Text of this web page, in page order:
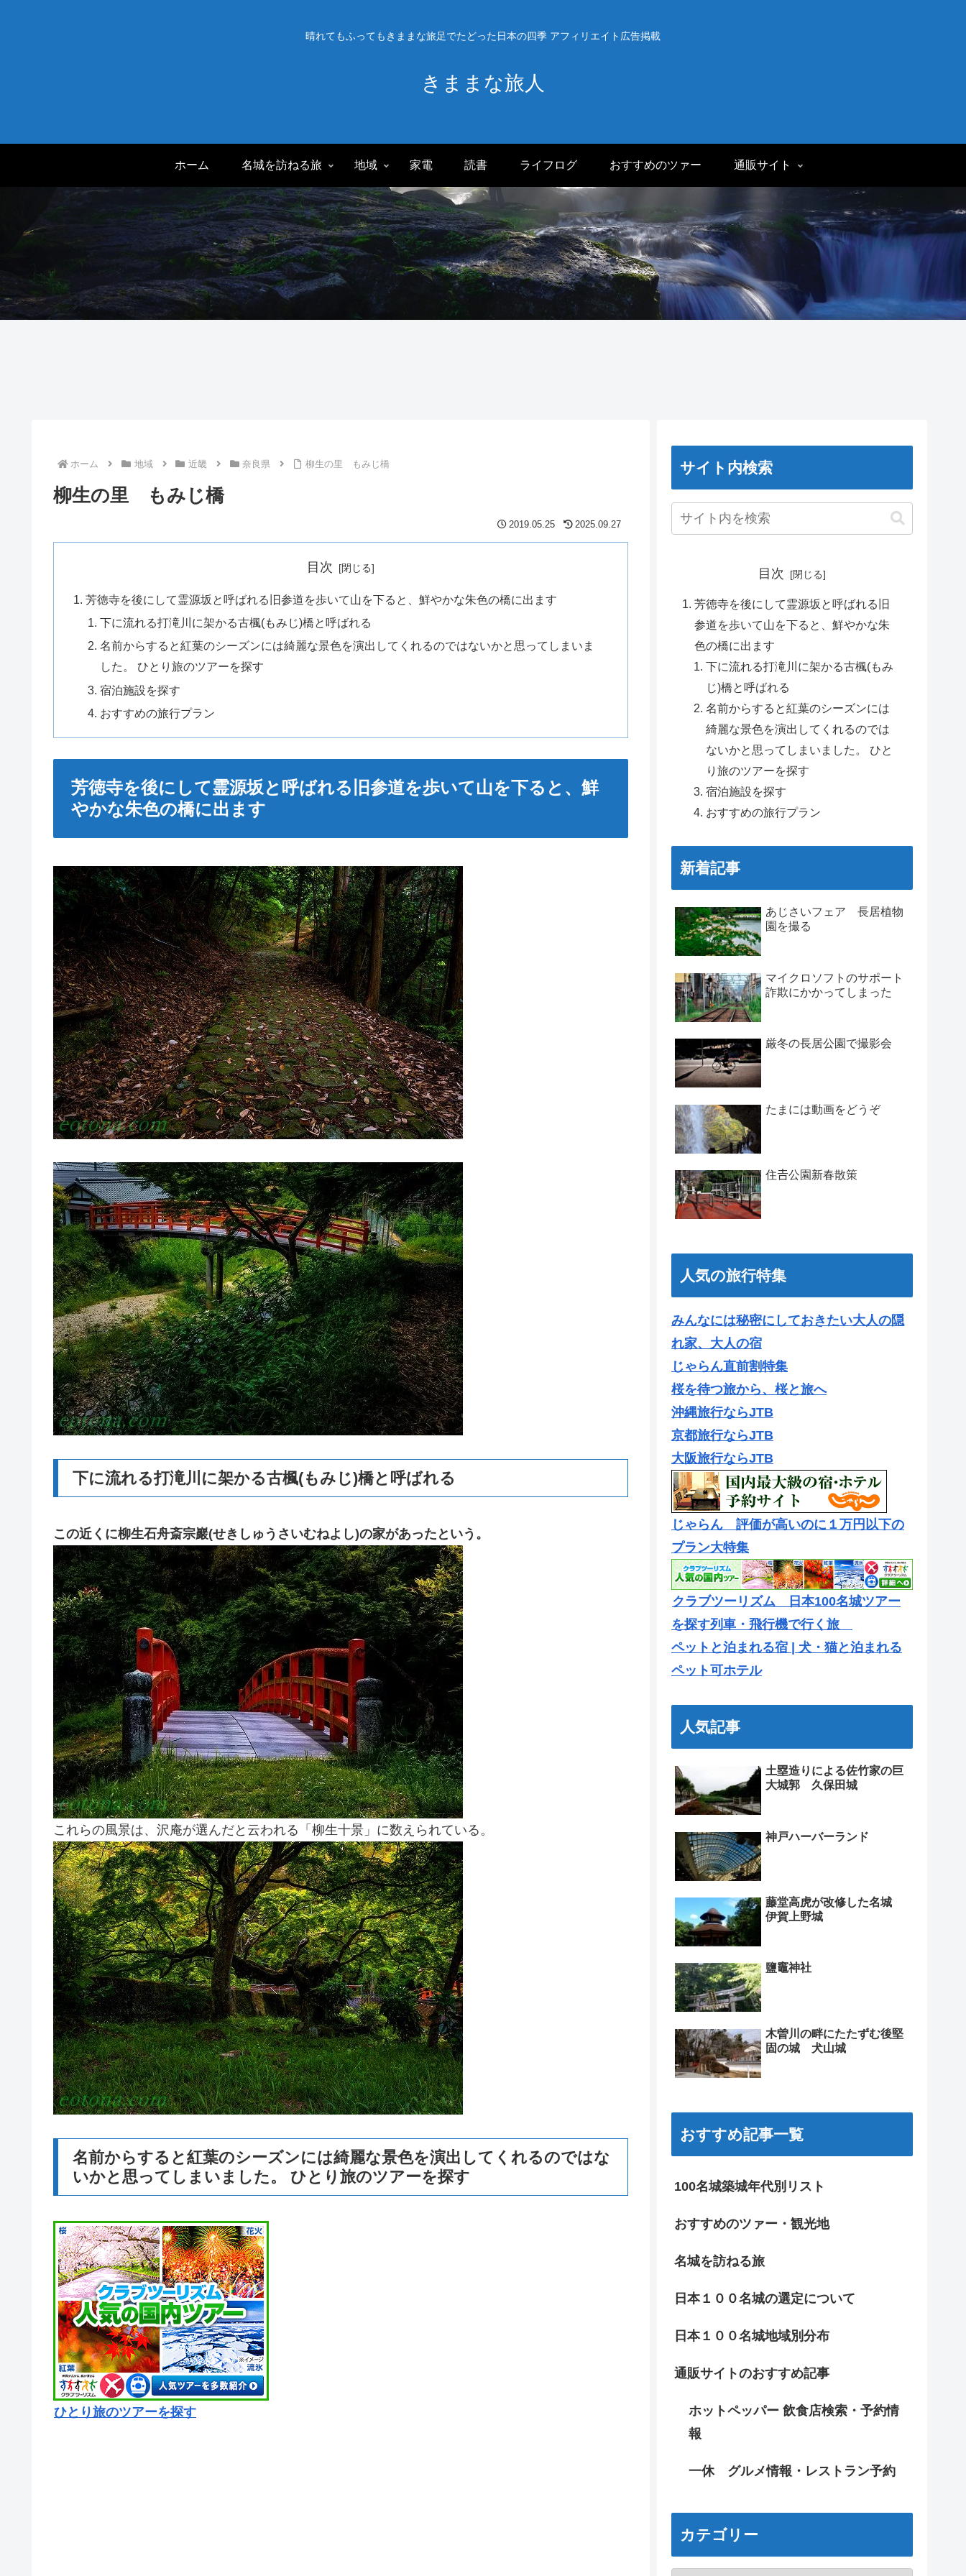
晴れてもふってもきままな旅足でたどった日本の四季 アフィリエイト広告掲載
きままな旅人
ホーム 名城を訪ねる旅 地域 家電 読書 ライフログ おすすめのツァー 通販サイト
ホーム 地域 近畿 奈良県 柳生の里 もみじ橋
柳生の里 もみじ橋
2019.05.25 2025.09.27
目次
芳徳寺を後にして霊源坂と呼ばれる旧参道を歩いて山を下ると、鮮やかな朱色の橋に出ます
下に流れる打滝川に架かる古楓(もみじ)橋と呼ばれる
名前からすると紅葉のシーズンには綺麗な景色を演出してくれるのではないかと思ってしまいま
した。 ひとり旅のツアーを探す
宿泊施設を探す
おすすめの旅行プラン
芳徳寺を後にして霊源坂と呼ばれる旧参道を歩いて山を下ると、鮮
やかな朱色の橋に出ます
下に流れる打滝川に架かる古楓(もみじ)橋と呼ばれる
この近くに柳生石舟斎宗巖(せきしゅうさいむねよし)の家があったという。
これらの風景は、沢庵が選んだと云われる「柳生十景」に数えられている。
名前からすると紅葉のシーズンには綺麗な景色を演出してくれるのではな
いかと思ってしまいました。 ひとり旅のツアーを探す
ひとり旅のツアーを探す
サイト内検索
目次
芳徳寺を後にして霊源坂と呼ばれる旧
参道を歩いて山を下ると、鮮やかな朱
色の橋に出ます
下に流れる打滝川に架かる古楓(もみ
じ)橋と呼ばれる
名前からすると紅葉のシーズンには
綺麗な景色を演出してくれるのでは
ないかと思ってしまいました。 ひと
り旅のツアーを探す
宿泊施設を探す
おすすめの旅行プラン
新着記事
あじさいフェア 長居植物
園を撮る
マイクロソフトのサポート
詐欺にかかってしまった
厳冬の長居公園で撮影会
たまには動画をどうぞ
住𠮷公園新春散策
人気の旅行特集
みんなには秘密にしておきたい大人の隠
れ家、大人の宿
じゃらん直前割特集
桜を待つ旅から、桜と旅へ
沖縄旅行ならJTB
京都旅行ならJTB
大阪旅行ならJTB
じゃらん 評価が高いのに１万円以下の
プラン大特集
クラブツーリズム 日本100名城ツアー
を探す列車・飛行機で行く旅
ペットと泊まれる宿 | 犬・猫と泊まれる
ペット可ホテル
人気記事
土塁造りによる佐竹家の巨
大城郭 久保田城
神戸ハーバーランド
藤堂高虎が改修した名城
伊賀上野城
鹽竈神社
木曽川の畔にたたずむ後堅
固の城 犬山城
おすすめ記事一覧
100名城築城年代別リスト
おすすめのツァー・観光地
名城を訪ねる旅
日本１００名城の選定について
日本１００名城地域別分布
通販サイトのおすすめ記事
ホットペッパー 飲食店検索・予約情
報
一休 グルメ情報・レストラン予約
カテゴリー